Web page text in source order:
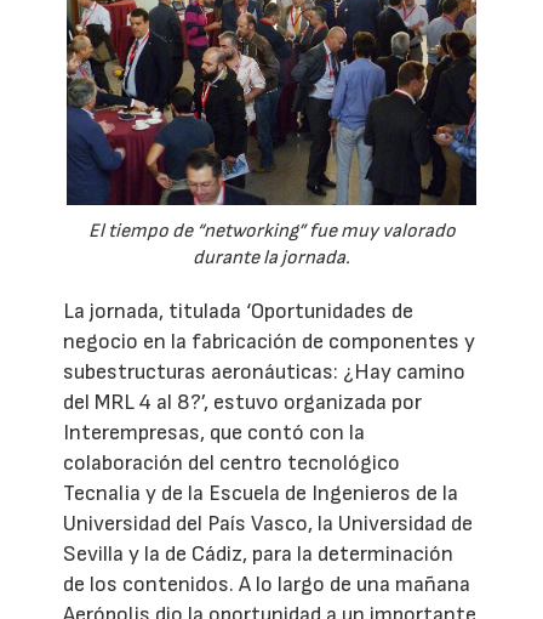
El tiempo de “networking” fue muy valorado
durante la jornada.
La jornada, titulada ‘Oportunidades de
negocio en la fabricación de componentes y
subestructuras aeronáuticas: ¿Hay camino
del MRL 4 al 8?’, estuvo organizada por
Interempresas, que contó con la
colaboración del centro tecnológico
Tecnalia y de la Escuela de Ingenieros de la
Universidad del País Vasco, la Universidad de
Sevilla y la de Cádiz, para la determinación
de los contenidos. A lo largo de una mañana